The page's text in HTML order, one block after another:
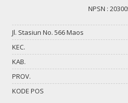
NPSN :
Jl. Stasiun No. 566 Maos
KEC.
KAB.
PROV.
KODE POS